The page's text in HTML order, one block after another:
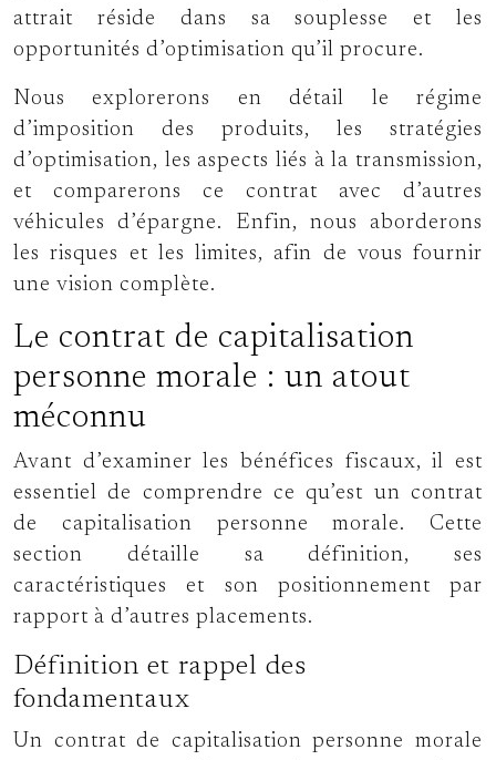
attrait réside dans sa souplesse et les
opportunités d’optimisation qu’il procure.
Nous explorerons en détail le régime
d’imposition des produits, les stratégies
d’optimisation, les aspects liés à la transmission,
et comparerons ce contrat avec d’autres
véhicules d’épargne. Enfin, nous aborderons
les risques et les limites, afin de vous fournir
une vision complète.
Le contrat de capitalisation
personne morale : un atout
méconnu
Avant d’examiner les bénéfices fiscaux, il est
essentiel de comprendre ce qu’est un contrat
de capitalisation personne morale. Cette
section détaille sa définition, ses
caractéristiques et son positionnement par
rapport à d’autres placements.
Définition et rappel des
fondamentaux
Un contrat de capitalisation personne morale